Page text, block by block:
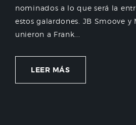
nominados a lo que será la
estos galardones. JB Smoove y
unieron a Frank...
LEER MÁS